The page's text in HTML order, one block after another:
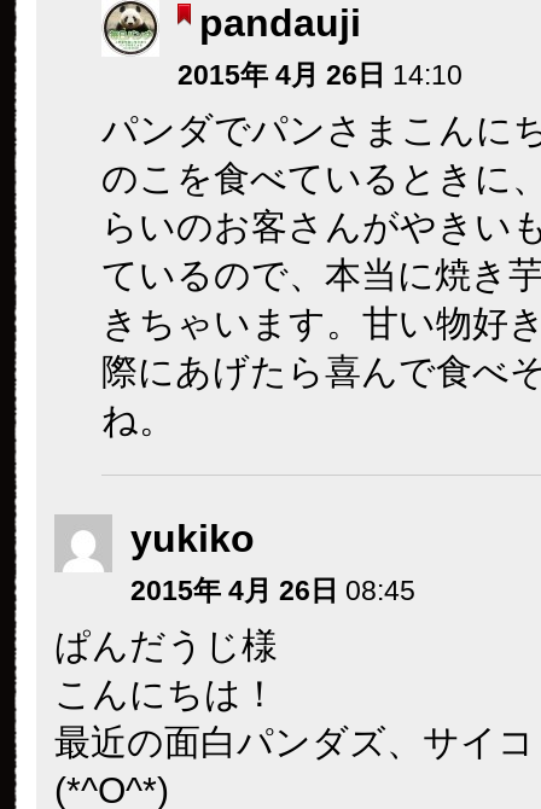
pandauji
2015年 4月 26日 14:10
パンダでパンさまこんに
のこを食べているときに
らいのお客さんがやきい
ているので、本当に焼き
きちゃいます。甘い物好
際にあげたら喜んで食べ
ね。
yukiko
2015年 4月 26日 08:45
ぱんだうじ様
こんにちは！
最近の面白パンダズ、サイ
(*^O^*)